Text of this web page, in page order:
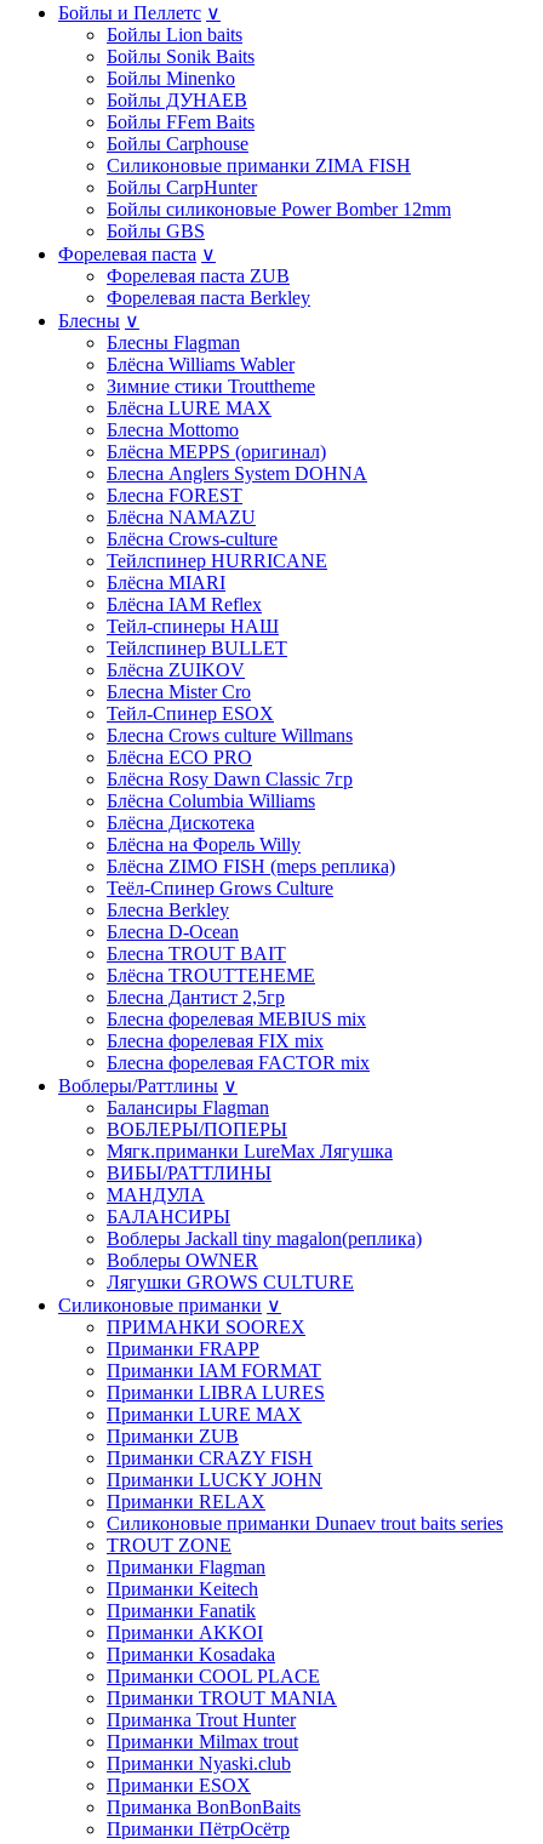
Бойлы и Пеллетс ∨
Бойлы Lion baits
Бойлы Sonik Baits
Бойлы Minenko
Бойлы ДУНАЕВ
Бойлы FFem Baits
Бойлы Carphouse
Силиконовые приманки ZIMA FISH
Бойлы CarpHunter
Бойлы силиконовые Power Bomber 12mm
Бойлы GBS
Форелевая паста ∨
Форелевая паста ZUB
Форелевая паста Berkley
Блесны ∨
Блесны Flagman
Блёсна Williams Wabler
Зимние стики Trouttheme
Блёсна LURE MAX
Блесна Mottomo
Блёсна MEPPS (оригинал)
Блесна Anglers System DOHNA
Блесна FOREST
Блёсна NAMAZU
Блёсна Crows-culture
Тейлспинер HURRICANE
Блёсна MIARI
Блёсна IAM Reflex
Тейл-спинеры НАШ
Тейлспинер BULLET
Блёсна ZUIKOV
Блесна Mister Cro
Тейл-Спинер ESOX
Блесна Crows culture Willmans
Блёсна ECO PRO
Блёсна Rosy Dawn Classic 7гр
Блёсна Columbia Williams
Блёсна Дискотека
Блёсна на Форель Willy
Блёсна ZIMO FISH (meps реплика)
Теёл-Спинер Grows Culture
Блесна Berkley
Блесна D-Ocean
Блесна TROUT BAIT
Блёсна TROUTTEHEME
Блесна Дантист 2,5гр
Блесна форелевая MEBIUS mix
Блесна форелевая FIX mix
Блесна форелевая FACTOR mix
Воблеры/Раттлины ∨
Балансиры Flagman
ВОБЛЕРЫ/ПОПЕРЫ
Мягк.приманки LureMax Лягушка
ВИБЫ/РАТТЛИНЫ
МАНДУЛА
БАЛАНСИРЫ
Воблеры Jackall tiny magalon(реплика)
Воблеры OWNER
Лягушки GROWS CULTURE
Силиконовые приманки ∨
ПРИМАНКИ SOOREX
Приманки FRAPP
Приманки IAM FORMAT
Приманки LIBRA LURES
Приманки LURE MAX
Приманки ZUB
Приманки CRAZY FISH
Приманки LUCKY JOHN
Приманки RELAX
Силиконовые приманки Dunaev trout baits series
TROUT ZONE
Приманки Flagman
Приманки Keitech
Приманки Fanatik
Приманки AKKOI
Приманки Kosadaka
Приманки COOL PLACE
Приманки TROUT MANIA
Приманка Trout Hunter
Приманки Milmax trout
Приманки Nyaski.club
Приманки ESOX
Приманка BonBonBaits
Приманки ПётрОсётр